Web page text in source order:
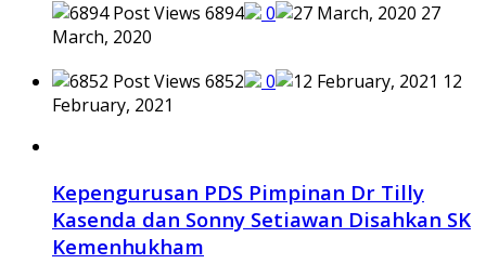
6894 0
27
March, 2020
6852
0
12
February, 2021
Kepengurusan PDS Pimpinan Dr Tilly
Kasenda dan Sonny Setiawan Disahkan SK
Kemenhukham